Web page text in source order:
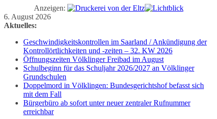
Anzeigen:
Zum
Inhalt
6. August 2026
Aktuelles:
Geschwindigkeitskontrollen im Saarland / Ankündigung der
Kontrollörtlichkeiten und -zeiten – 32. KW 2026
Öffnungszeiten Völklinger Freibad im August
Schulbeginn für das Schuljahr 2026/2027 an Völklinger
Grundschulen
Doppelmord in Völklingen: Bundesgerichtshof befasst sich
mit dem Fall
Bürgerbüro ab sofort unter neuer zentraler Rufnummer
erreichbar